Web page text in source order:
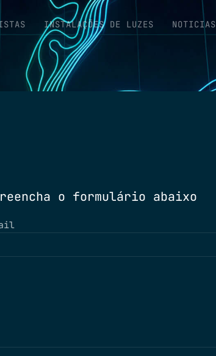
INSTALAÇÕES DE LUZES NOTICIAS
o formulário abaixo